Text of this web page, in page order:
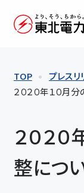
TOP
プレスリ
２０２０年１０月
２０２
整につ